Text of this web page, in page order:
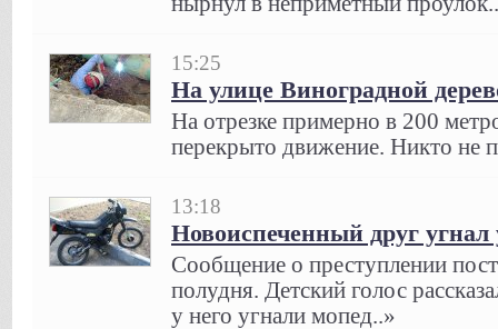
15:25
На улице Виноградной
На отрезке примерно в 200
перекрыто движение. Никто не
13:18
Новоиспеченный друг угнал
Сообщение о преступлении
полудня. Детский голос
у него угнали мопед..»